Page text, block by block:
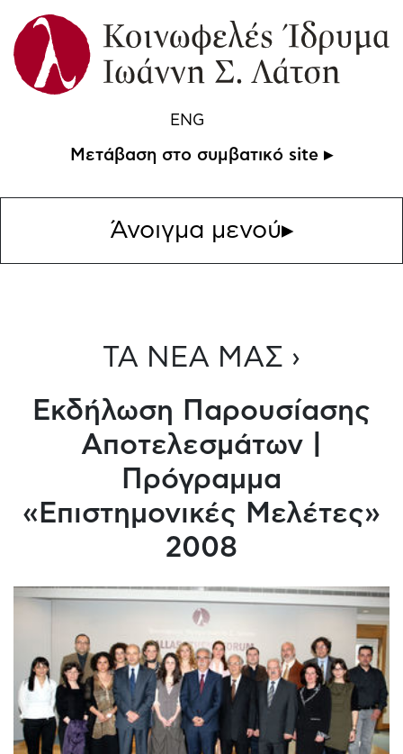
ENG
Μετάβαση στο συμβατικό site ▸
Άνοιγμα μενού▸
ΤΑ ΝΕΑ ΜΑΣ ›
Εκδήλωση Παρουσίασης
Αποτελεσμάτων |
Πρόγραμμα
«Επιστημονικές Μελέτες»
2008